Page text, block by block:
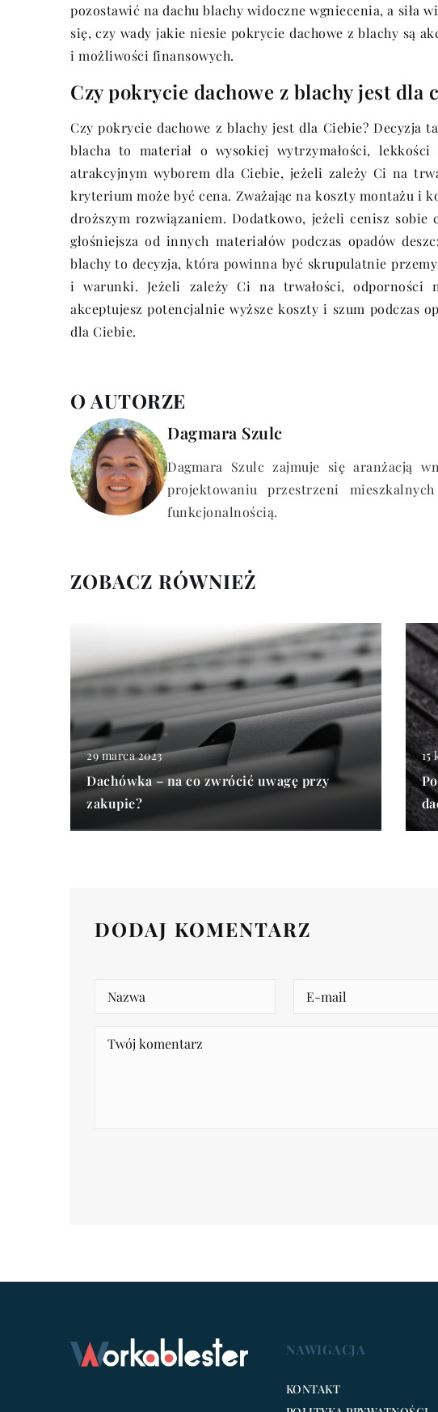
pozostawić na dachu blachy widoczne wgniecenia, a siła
się, czy wady jakie niesie pokrycie dachowe z blachy są
i możliwości finansowych.
Czy pokrycie dachowe z blachy jest dla
Czy pokrycie dachowe z blachy jest dla Ciebie? Decyzja
blacha to materiał o wysokiej wytrzymałości,
atrakcyjnym wyborem dla Ciebie, jeżeli zależy Ci na
kryterium może być cena. Zważając na koszty montażu i
droższym rozwiązaniem. Dodatkowo, jeżeli cenisz
głośniejsza od innych materiałów podczas opadów
blachy to decyzja, która powinna być skrupulatnie
i warunki. Jeżeli zależy Ci na trwałości, odporności
akceptujesz potencjalnie wyższe koszty i szum podczas
dla Ciebie.
O AUTORZE
Dagmara Szulc
Dagmara Szulc zajmuje się aranżacją
projektowaniu przestrzeni
funkcjonalnością.
ZOBACZ RÓWNIEŻ
29 marca 2023
Dachówka – na co zwrócić uwagę przy
zakupie?
15
DODAJ KOMENTARZ
NAWIGACJA
KONTAKT